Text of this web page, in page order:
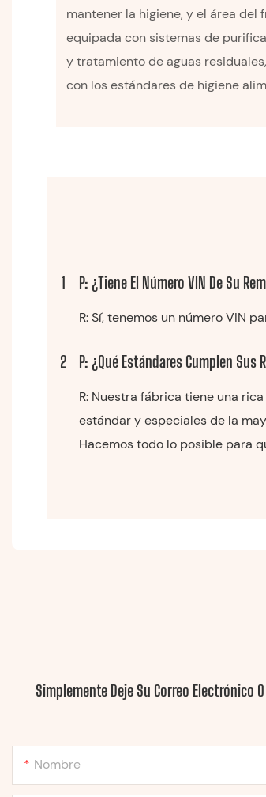
mantener la higiene, y el área del
equipada con sistemas de
y tratamiento de aguas
con los estándares de higiene
1 P: ¿Tiene El Número VIN De Su
R: Sí, tenemos un número VIN
2 P: ¿Qué Estándares Cumplen Sus
R: Nuestra fábrica tiene una
estándar y especiales de la
Hacemos todo lo posible para
Simplemente Deje Su Correo Electrónico
Nombre